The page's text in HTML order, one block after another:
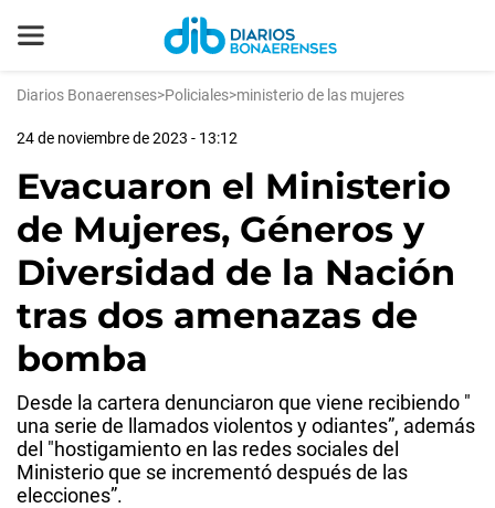
Diarios Bonaerenses>Policiales>ministerio de las mujeres
24 de noviembre de 2023 - 13:12
Evacuaron el Ministerio
de Mujeres, Géneros y
Diversidad de la Nación
tras dos amenazas de
bomba
Desde la cartera denunciaron que viene recibiendo "
una serie de llamados violentos y odiantes”, además
del "hostigamiento en las redes sociales del
Ministerio que se incrementó después de las
elecciones”.